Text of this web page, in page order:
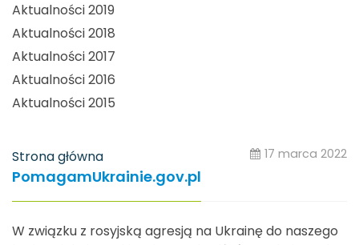
Aktualności 2019
Aktualności 2018
Aktualności 2017
Aktualności 2016
Aktualności 2015
Strona główna 17 marca 2022
PomagamUkrainie.gov.pl
W związku z rosyjską agresją na Ukrainę do naszego